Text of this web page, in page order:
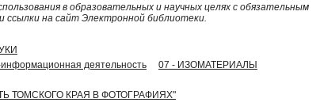
в образовательных и научных целях с обязательным
ссылки на сайт Электронной библиотеки.
деятельность
07 - ИЗОМАТЕРИАЛЫ
ТОМСКОГО КРАЯ В ФОТОГРАФИЯХ"